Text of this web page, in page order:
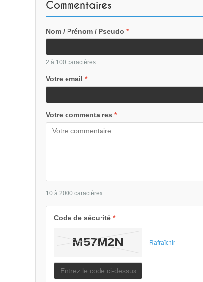
Commentaires
Nom / Prénom / Pseudo *
2 à 100 caractères
Votre email *
Votre commentaires *
10 à 2000 caractères
Code de sécurité *
Rafraîchir